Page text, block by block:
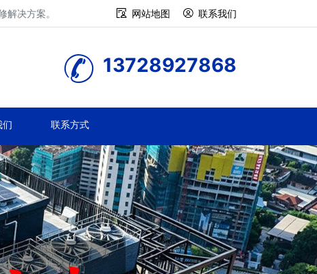
决方案。 网站地图 联系我们
13728927868
们 联系方式